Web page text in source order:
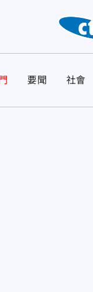
要聞 社會